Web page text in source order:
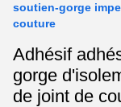
soutien-gorge
couture
Adhésif
gorge
de joint de